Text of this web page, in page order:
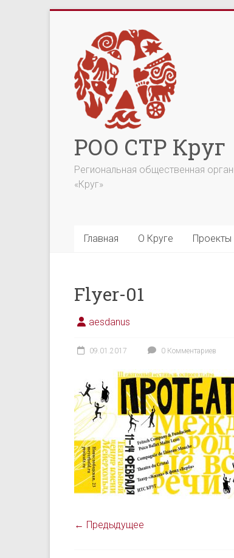
содержимому
РОО СТР Круг
Региональная общественная
«Круг»
Главная О Круге Проекты
Flyer-01
aesdanus
09.01.2017 0 Комментариев
← Предыдущее